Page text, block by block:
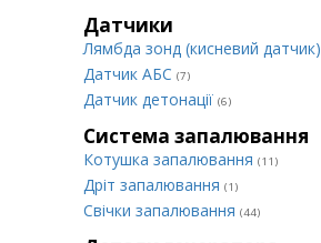
Датчики
Лямбда зонд (кисневий датчик)
Датчик АБС (7)
Датчик детонації (6)
Система запалювання
Котушка запалювання (11)
Дріт запалювання (1)
Свічки запалювання (44)